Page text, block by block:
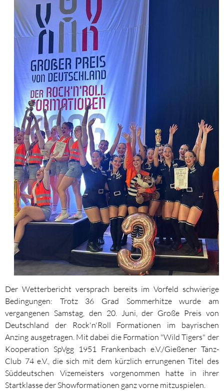
Der Wetterbericht versprach bereits im Vorfeld schwierige
Bedingungen: Trotz 36 Grad Sommerhitze wurde am
vergangenen Samstag, den 20. Juni, der Große Preis von
Deutschland der Rock'n'Roll Formationen im bayrischen
Anzing ausgetragen. Mit dabei die Formation "Wild Tigers" der
Kooperation SpVgg 1951 Frankenbach e.V./Gießener Tanz-
Club 74 e.V., die sich mit dem kürzlich errungenen Titel des
Süddeutschen Vizemeisters vorgenommen hatte in ihrer
Startklasse der Showformationen ganz vorne mitzuspielen.